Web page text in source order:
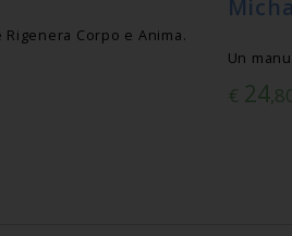
Rigenera Corpo e Anima.
Un
€ 24